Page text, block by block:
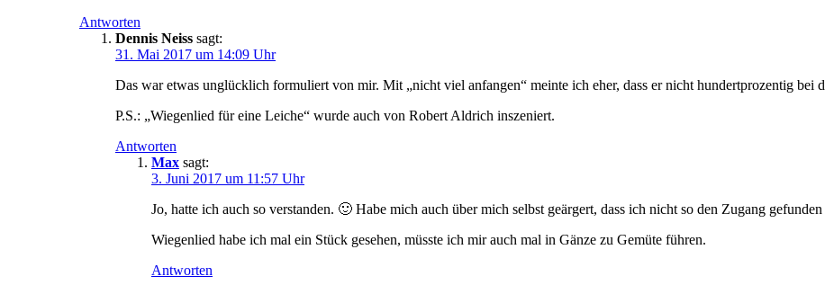
Antworten
Dennis Neiss sagt:
31. Mai 2017 um 14:09 Uhr
Das war etwas unglücklich formuliert von mir. Mit „nicht viel anfangen“ meinte ich eher, dass er nicht hundertprozentig bei
P.S.: „Wiegenlied für eine Leiche“ wurde auch von Robert Aldrich inszeniert.
Antworten
Max sagt:
3. Juni 2017 um 11:57 Uhr
Jo, hatte ich auch so verstanden. 🙂 Habe mich auch über mich selbst geärgert, dass ich nicht so den Zugang
Wiegenlied habe ich mal ein Stück gesehen, müsste ich mir auch mal in Gänze zu Gemüte führen.
Antworten